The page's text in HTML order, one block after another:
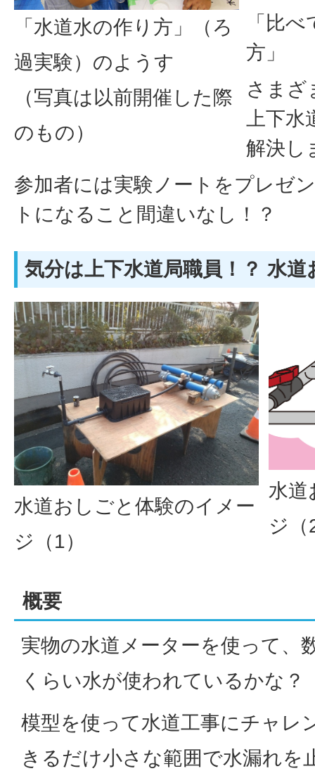
「水道水の作り方」（ろ
過実験）のようす
（写真は以前開催した際
のもの）
「比
方」
さまざ
上下
解決し
参加者には実験ノートをプレゼ
トになること間違いなし！？
気分は上下水道局職員！？ 水道
水道おしごと体験のイメー
ジ（1）
水道
ジ（
概要
実物の水道メーターを使って、
くらい水が使われているかな？
模型を使って水道工事にチャレ
きるだけ小さな範囲で水漏れを